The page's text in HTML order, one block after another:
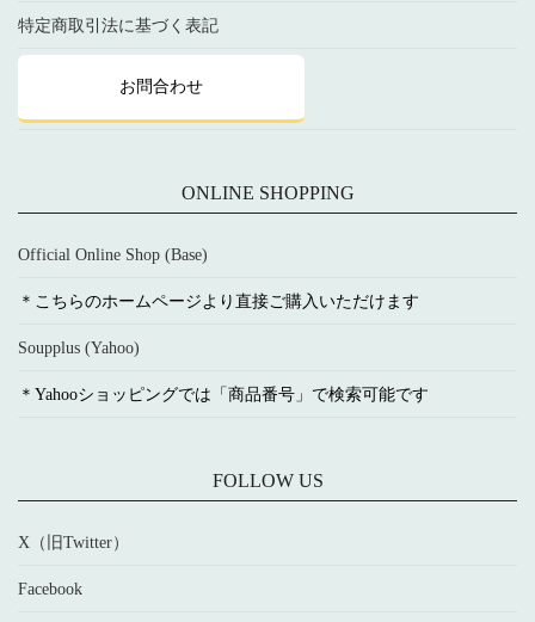
特定商取引法に基づく表記
お問合わせ
ONLINE SHOPPING
Official Online Shop (Base)
＊こちらのホームページより直接ご購入いただけます
Soupplus (Yahoo)
＊Yahooショッピングでは「商品番号」で検索可能です
FOLLOW US
X（旧Twitter）
Facebook